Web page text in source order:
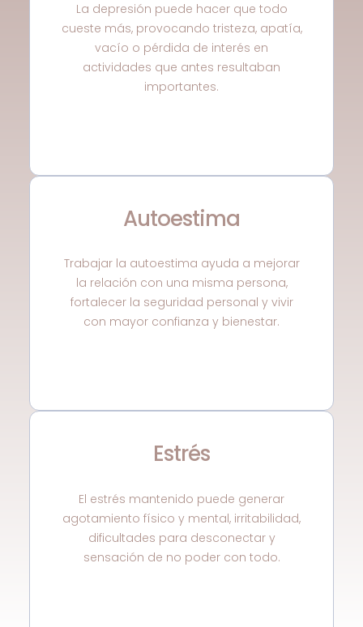
La depresión puede hacer que todo
cueste más, provocando tristeza, apatía,
vacío o pérdida de interés en
actividades que antes resultaban
importantes.
Autoestima
Trabajar la autoestima ayuda a mejorar
la relación con una misma persona,
fortalecer la seguridad personal y vivir
con mayor confianza y bienestar.
Estrés
El estrés mantenido puede generar
agotamiento físico y mental, irritabilidad,
dificultades para desconectar y
sensación de no poder con todo.